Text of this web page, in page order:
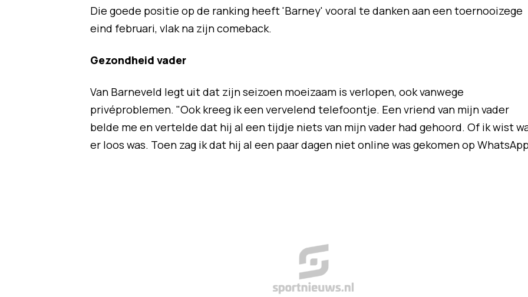
Die goede positie op de ranking heeft 'Barney' vooral te danken aan een toernooizege
eind februari, vlak na zijn comeback.
Gezondheid vader
Van Barneveld legt uit dat zijn seizoen moeizaam is verlopen, ook vanwege
privéproblemen. "Ook kreeg ik een vervelend telefoontje. Een vriend van mijn vader
belde me en vertelde dat hij al een tijdje niets van mijn vader had gehoord. Of ik wist
er loos was. Toen zag ik dat hij al een paar dagen niet online was gekomen op